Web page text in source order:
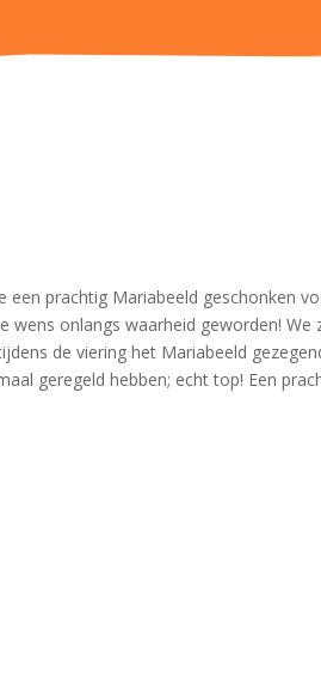
prachtig Mariabeeld geschonken
onlangs waarheid geworden! We
de viering het Mariabeeld
geregeld hebben; echt top! Een